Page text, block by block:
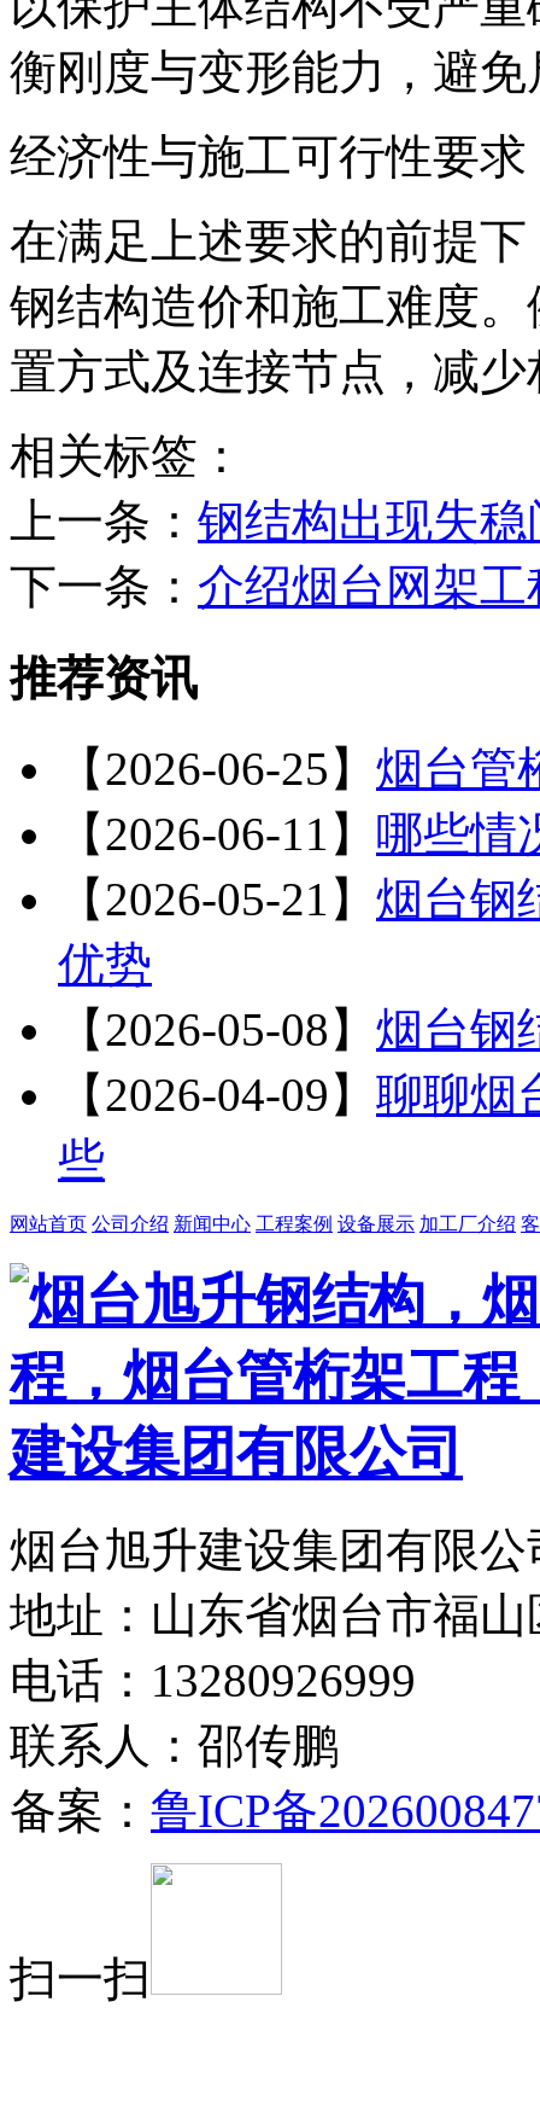
衡刚度与变形能力，避
经济性与施工可行性要求
在满足上述要求的前提
钢结构造价和施工难度
置方式及连接节点，减
相关标签：
上一条： 钢结构出现失
下一条： 介绍烟台网架
推荐资讯
【2026-06-25】 烟台管
【2026-06-11】 哪些情
【2026-05-21】 烟台钢
优势
【2026-05-08】 烟台钢
【2026-04-09】 聊聊烟
些
网站首页 公司介绍 新闻中心 工程案例 设备展示 加工厂介绍
烟台旭升建设集团有限
地址：山东省烟台市福
电话：13280926999
联系人：邵传鹏
备案： 鲁ICP备
扫一扫